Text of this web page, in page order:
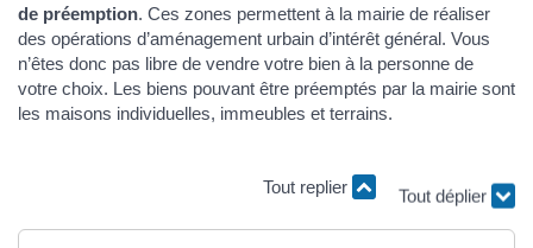
de préemption. Ces zones permettent à la mairie de réaliser
des opérations d’aménagement urbain d’intérêt général. Vous
n’êtes donc pas libre de vendre votre bien à la personne de
votre choix. Les biens pouvant être préemptés par la mairie sont
les maisons individuelles, immeubles et terrains.
Tout replier
Tout déplier